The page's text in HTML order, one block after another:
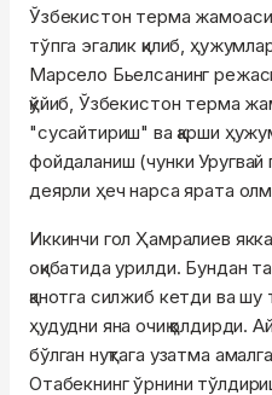
Ўзбекистон терма жамоаси
тўпга эгалик қилиб,
Марсело Бьелсанинг
қўйиб, Ўзбекистон терма
"сусайтириш" ва қарши
фойдаланиш (чунки
деярли ҳеч нарса ярата
Иккинчи гол Ҳамралиев
оқибатида урилди. Бундан
қанотга силжиб кетди ва шу
ҳудудни яна очиқ қолдирди.
бўлган нуқтага узатма
Отабекнинг ўрнини